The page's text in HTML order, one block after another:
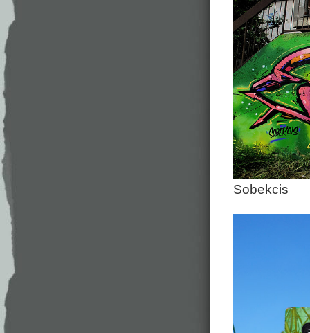
Sobekcis